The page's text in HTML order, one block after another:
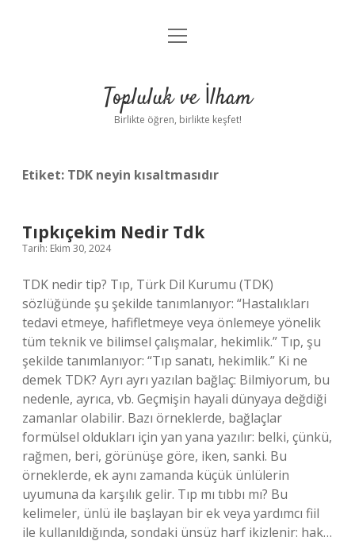
Anasayfa
Yasal Uyarı
menüyü
Topluluk ve İlham
Birlikte öğren, birlikte keşfet!
Etiket: TDK neyin kısaltmasıdır
Tıpkıçekim Nedir Tdk
Tarih: Ekim 30, 2024
TDK nedir tip? Tıp, Türk Dil Kurumu (TDK)
sözlüğünde şu şekilde tanımlanıyor: “Hastalıkları
tedavi etmeye, hafifletmeye veya önlemeye yönelik
tüm teknik ve bilimsel çalışmalar, hekimlik.” Tıp, şu
şekilde tanımlanıyor: “Tıp sanatı, hekimlik.” Ki ne
demek TDK? Ayrı ayrı yazılan bağlaç: Bilmiyorum, bu
nedenle, ayrıca, vb. Geçmişin hayali dünyaya değdiği
zamanlar olabilir. Bazı örneklerde, bağlaçlar
formülsel oldukları için yan yana yazılır: belki, çünkü,
rağmen, beri, görünüşe göre, iken, sanki. Bu
örneklerde, ek aynı zamanda küçük ünlülerin
uyumuna da karşılık gelir. Tıp mı tıbbı mı? Bu
kelimeler, ünlü ile başlayan bir ek veya yardımcı fiil
ile kullanıldığında, sondaki ünsüz harf ikizlenir: hak…